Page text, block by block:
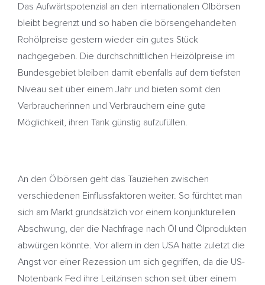
Das Aufwärtspotenzial an den internationalen Ölbörsen
bleibt begrenzt und so haben die börsengehandelten
Rohölpreise gestern wieder ein gutes Stück
nachgegeben. Die durchschnittlichen Heizölpreise im
Bundesgebiet bleiben damit ebenfalls auf dem tiefsten
Niveau seit über einem Jahr und bieten somit den
Verbraucherinnen und Verbrauchern eine gute
Möglichkeit, ihren Tank günstig aufzufüllen.
An den Ölbörsen geht das Tauziehen zwischen
verschiedenen Einflussfaktoren weiter. So fürchtet man
sich am Markt grundsätzlich vor einem konjunkturellen
Abschwung, der die Nachfrage nach Öl und Ölprodukten
abwürgen könnte. Vor allem in den USA hatte zuletzt die
Angst vor einer Rezession um sich gegriffen, da die US-
Notenbank Fed ihre Leitzinsen schon seit über einem